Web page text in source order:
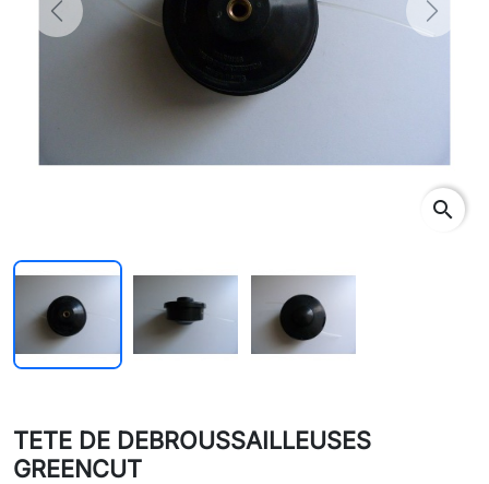
Previous Next
TETE DE DEBROUSSAILLEUSES
GREENCUT